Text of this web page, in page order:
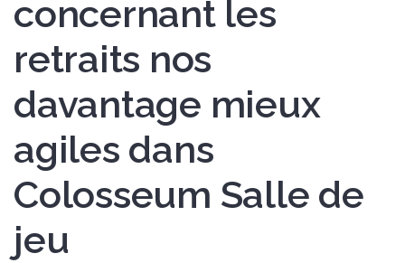
concernant les
retraits nos
davantage mieux
agiles dans
Colosseum Salle de
jeu